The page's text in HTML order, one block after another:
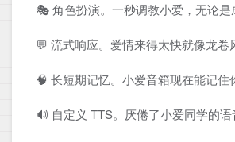
🎭 角色扮演。一秒调教小爱，无论
💬 流式响应。爱情来得太快就像龙
🧠 长短期记忆。小爱音箱现在能记住
🔊 自定义 TTS。厌倦了小爱同学的